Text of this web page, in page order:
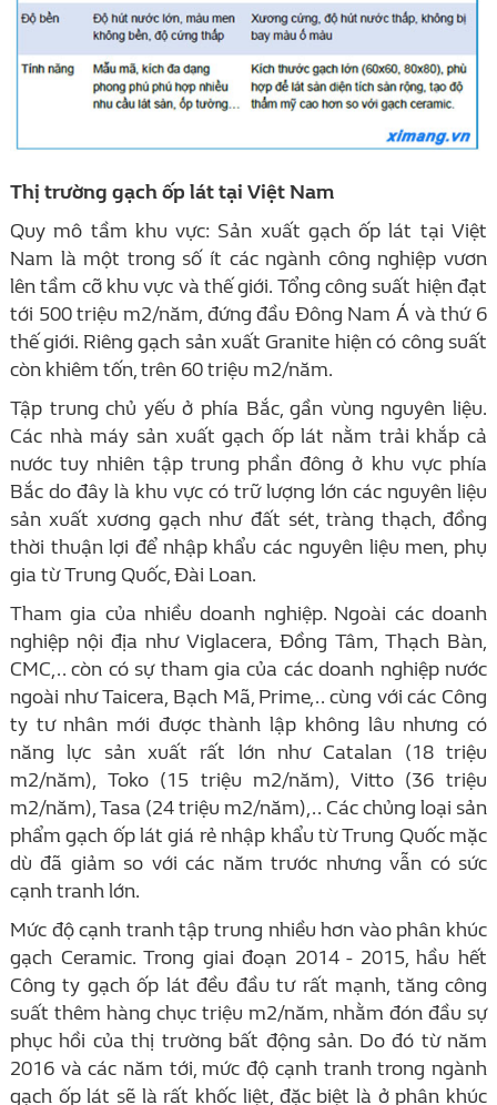
Thị trường gạch ốp lát tại Việt Nam
Quy mô tầm khu vực: Sản xuất gạch ốp lát tại Việt
Nam là một trong số ít các ngành công nghiệp vươn
lên tầm cỡ khu vực và thế giới. Tổng công suất hiện đạt
tới 500 triệu m2/năm, đứng đầu Đông Nam Á và thứ 6
thế giới. Riêng gạch sản xuất Granite hiện có công suất
còn khiêm tốn, trên 60 triệu m2/năm.
Tập trung chủ yếu ở phía Bắc, gần vùng nguyên liệu.
Các nhà máy sản xuất gạch ốp lát nằm trải khắp cả
nước tuy nhiên tập trung phần đông ở khu vực phía
Bắc do đây là khu vực có trữ lượng lớn các nguyên liệu
sản xuất xương gạch như đất sét, tràng thạch, đồng
thời thuận lợi để nhập khẩu các nguyên liệu men, phụ
gia từ Trung Quốc, Đài Loan.
Tham gia của nhiều doanh nghiệp. Ngoài các doanh
nghiệp nội địa như Viglacera, Đồng Tâm, Thạch Bàn,
CMC,.. còn có sự tham gia của các doanh nghiệp nước
ngoài như Taicera, Bạch Mã, Prime,.. cùng với các Công
ty tư nhân mới được thành lập không lâu nhưng có
năng lực sản xuất rất lớn như Catalan (18 triệu
m2/năm), Toko (15 triệu m2/năm), Vitto (36 triệu
m2/năm), Tasa (24 triệu m2/năm),.. Các chủng loại sản
phẩm gạch ốp lát giá rẻ nhập khẩu từ Trung Quốc mặc
dù đã giảm so với các năm trước nhưng vẫn có sức
cạnh tranh lớn.
Mức độ cạnh tranh tập trung nhiều hơn vào phân khúc
gạch Ceramic. Trong giai đoạn 2014 - 2015, hầu hết
Công ty gạch ốp lát đều đầu tư rất mạnh, tăng công
suất thêm hàng chục triệu m2/năm, nhằm đón đầu sự
phục hồi của thị trường bất động sản. Do đó từ năm
2016 và các năm tới, mức độ cạnh tranh trong ngành
gạch ốp lát sẽ là rất khốc liệt, đặc biệt là ở phân khúc